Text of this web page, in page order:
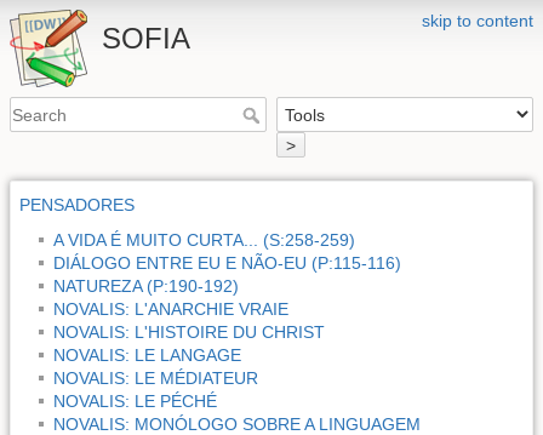
skip to content
SOFIA
>
PENSADORES
A VIDA É MUITO CURTA... (S:258-259)
DIÁLOGO ENTRE EU E NÃO-EU (P:115-116)
NATUREZA (P:190-192)
NOVALIS: L'ANARCHIE VRAIE
NOVALIS: L'HISTOIRE DU CHRIST
NOVALIS: LE LANGAGE
NOVALIS: LE MÉDIATEUR
NOVALIS: LE PÉCHÉ
NOVALIS: MONÓLOGO SOBRE A LINGUAGEM